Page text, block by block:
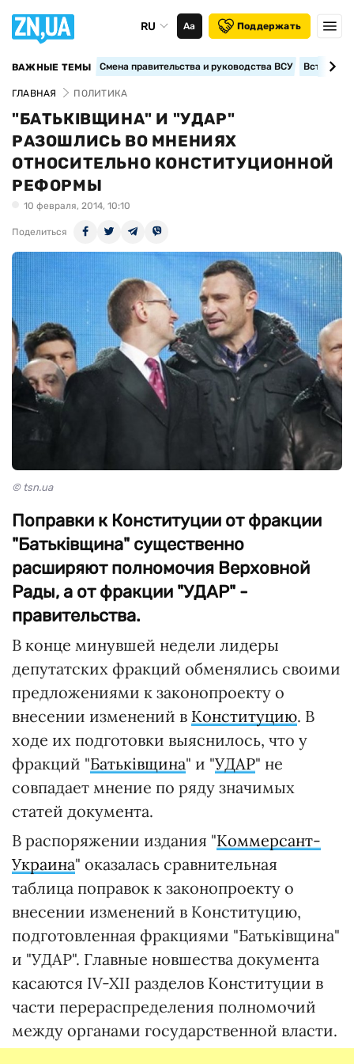
RU Аа Поддержать
ВАЖНЫЕ ТЕМЫ Смена правительства и руководства ВСУ
ГЛАВНАЯ ПОЛИТИКА
"БАТЬКІВЩИНА" И "УДАР"
РАЗОШЛИСЬ ВО МНЕНИЯХ
ОТНОСИТЕЛЬНО КОНСТИТУЦИОННОЙ
РЕФОРМЫ
10 февраля, 2014, 10:10
Поделиться
© tsn.ua
Поправки к Конституции от фракции
"Батьківщина" существенно
расширяют полномочия Верховной
Рады, а от фракции "УДАР" -
правительства.
В конце минувшей недели лидеры
депутатских фракций обменялись своими
предложениями к законопроекту о
внесении изменений в Конституцию. В
ходе их подготовки выяснилось, что у
фракций "Батьківщина" и "УДАР" не
совпадает мнение по ряду значимых
статей документа.
В распоряжении издания "Коммерсант-
Украина" оказалась сравнительная
таблица поправок к законопроекту о
внесении изменений в Конституцию,
подготовленная фракциями "Батьківщина"
и "УДАР". Главные новшества документа
касаются IV-XII разделов Конституции в
части перераспределения полномочий
между органами государственной власти.